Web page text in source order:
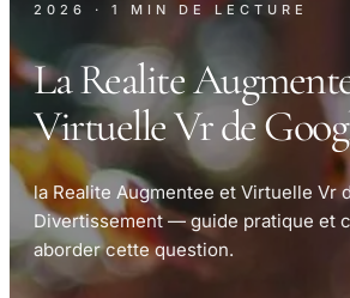
2026
· 1 MIN DE LECTURE
La Realite
Virtuelle Vr de
la Realite Augmentee et Virtuelle Vr
Divertissement — guide pratique et
aborder cette question.